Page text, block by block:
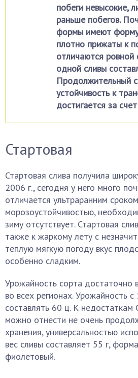
побеги невысокие,
раньше побегов.
формы имеют
плотно прижаты к
отличаются
одной сливы
Продолжительный
устойчивость к
достигается за
Стартовая
Стартовая слива получила
2006 г., сегодня у него много
отличается ультраранним
морозоустойчивостью,
зиму отсутствует. Стартовая
также к жаркому лету с
теплую мягкую погоду вкус
особенно сладким.
Урожайность сорта достаточно
во всех регионах. Урожайность
составлять 60 ц. К недостаткам
можно отнести не очень
хранения, универсальностью
вес сливы составляет 55 г,
фиолетовый.